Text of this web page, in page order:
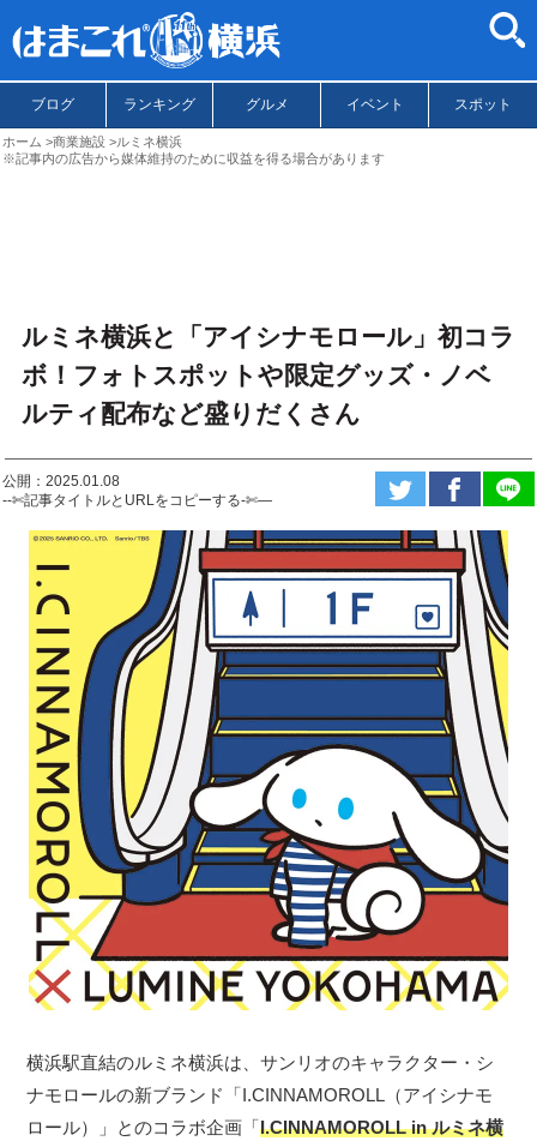
ブログ ランキング グルメ イベント スポット
ホーム 商業施設
ルミネ横浜
※記事内の広告から媒体維持のために収益を得る場合があります
ルミネ横浜と「アイシナモロール」初コラ
ボ！フォトスポットや限定グッズ・ノベ
ルティ配布など盛りだくさん
公開：2025.01.08
--✄記事タイトルとURLをコピーする-✄—
横浜駅直結のルミネ横浜は、サンリオのキャラクター・シ
ナモロールの新ブランド「I.CINNAMOROLL（アイシナモ
ロール）」とのコラボ企画「I.CINNAMOROLL in ルミネ横